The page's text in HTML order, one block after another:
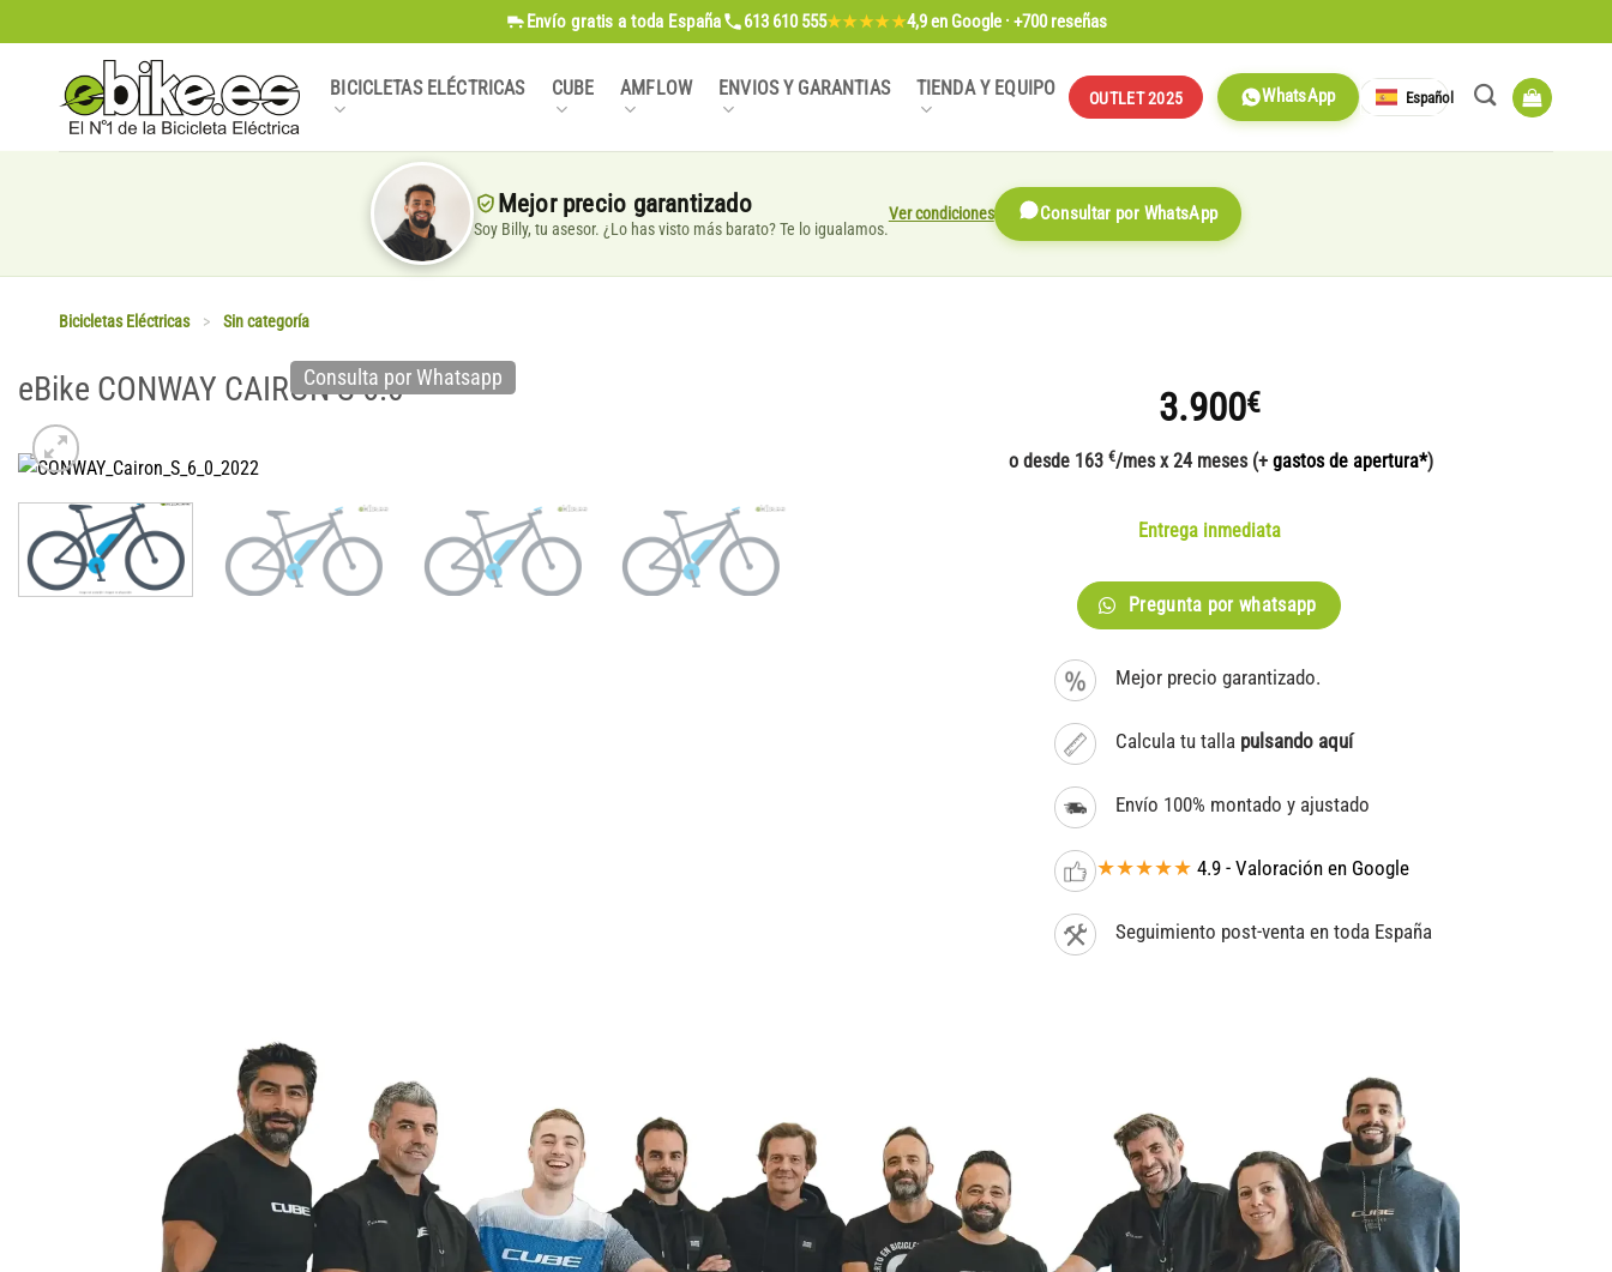
al
contenido
Envío gratis a toda España 613 610 555★★★★★4,9en Google · +700 reseñas
BICICLETAS ELÉCTRICAS CUBE AMFLOW ENVIOS Y GARANTIAS TIENDA Y EQUIPO OUTLET 2025 WhatsApp Español
Mejor precio garantizado
Soy Billy, tu asesor. ¿Lo has visto más barato? Te lo igualamos.
Ver condiciones Consultar por WhatsApp
Bicicletas Eléctricas > Sin categoría
eBike CONWAY CAIRON S 6.0Consulta por Whatsapp
3.900€
o desde 163 €/mes x 24 meses (+ gastos de apertura*)
Entrega inmediata
Pregunta por whatsapp
Mejor precio garantizado.
Calcula tu talla pulsando aquí
Envío 100% montado y ajustado
★★★★★ 4.9 - Valoración en Google
Seguimiento post-venta en toda España